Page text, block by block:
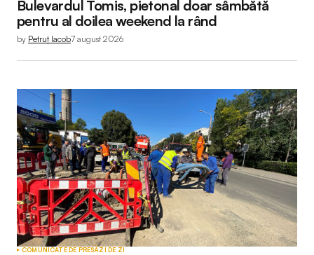
Bulevardul Tomis, pietonal doar sâmbătă
pentru al doilea weekend la rând
by Petruț Iacob7 august 2026
COMUNICATE DE PRESĂZI DE ZI